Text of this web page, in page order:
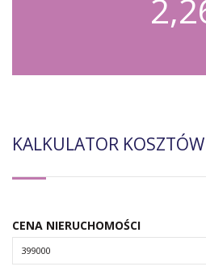
KALKULATOR KOSZTÓW
CENA NIERUCHOMOŚCI